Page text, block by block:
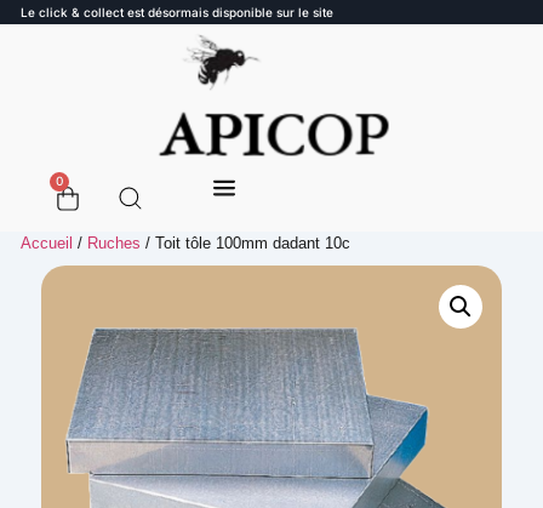
Le click & collect est désormais disponible sur le site
0
Accueil / Ruches / Toit tôle 100mm dadant 10c